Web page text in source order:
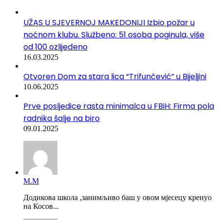
UŽAS U SJEVERNOJ MAKEDONIJI Izbio požar u
noćnom klubu. Službeno: 51 osoba poginula, više
od 100 ozlijeđeno
16.03.2025
Otvoren Dom za stara lica “Trifunčević” u Bijeljini
10.06.2025
Prve posljedice rasta minimalca u FBiH: Firma pola
radnika šalje na biro
09.01.2025
М.М
Додикова школа ,занимљиво баш у овом мјесецу кренуо
на Косов...